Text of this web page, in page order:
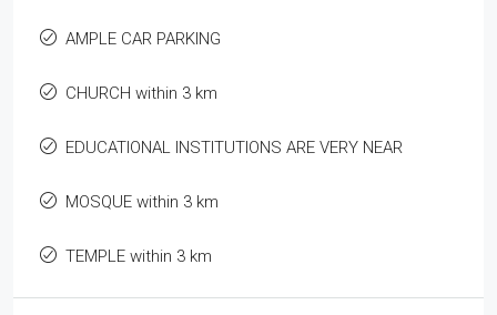
AMPLE CAR PARKING
CHURCH within 3 km
EDUCATIONAL INSTITUTIONS ARE VERY NEAR
MOSQUE within 3 km
TEMPLE within 3 km